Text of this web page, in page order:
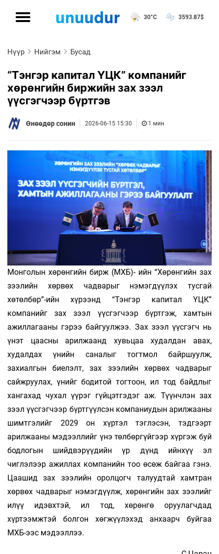
30°C 3593.87$
Нүүр Нийгэм Бусад
“Тэнгэр капитал ҮЦК” компанийг
хөрөнгийн биржийн зах зээл
үүсгэгчээр бүртгэв
Өнөөдөр сонин 2026-06-15 15:30 1 мин
Монголын хөрөнгийн бирж (МХБ)- ийн “Хөрөнгийн зах
зээлийн хөрвөх чадварыг нэмэгдүүлэх тусгай
хөтөлбөр”-ийн хүрээнд “Тэнгэр капитал ҮЦК”
компанийг зах зээл үүсгэгчээр бүртгэж, хамтын
ажиллагааны гэрээ байгуулжээ. Зах зээл үүсгэгч нь
үнэт цаасны арилжаанд хувьцаа худалдан авах,
худалдах үнийн саналыг тогтмол байршуулж,
захиалгын биелэлт, зах зээлийн хөрвөх чадварыг
сайжруулах, үнийг бодитой тогтоон, ил тод байдлыг
хангахад чухал үүрэг гүйцэтгэдэг аж. Түүнчлэн зах
зээл үүсгэгчээр бүртгүүлсэн компаниудын арилжааны
шимтгэлийг 2029 он хүртэл тэглэсэн, тэдгээрт
арилжааны мэдээллийг үнэ төлбөргүйгээр хүргэж буй
бодлогын шийдвэрүүдийн үр дүнд ийнхүү эл
чиглэлээр ажиллах компанийн тоо өсөж байгаа гэнэ.
Цаашид зах зээлийн оролцогч талуудтай хамтран
хөрвөх чадварыг нэмэгдүүлж, хөрөнгийн зах зээлийг
илүү идэвхтэй, ил тод, хөрөнгө оруулагчдад
хүртээмжтэй болгон хөгжүүлэхэд анхаарч буйгаа
МХБ-ээс мэдээллээ.